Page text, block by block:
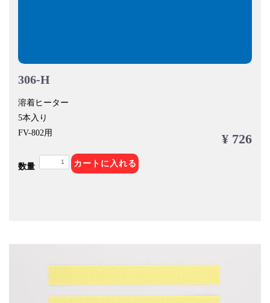
306-H
溶着ヒーター
5本入り
FV-802用
¥ 726
数量 カートに入れる